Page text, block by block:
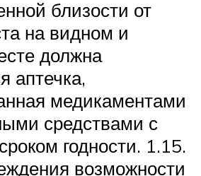
близости от
на видном и
должна
аптечка,
медикаментами
средствами с
годности. 1.15.
возможности